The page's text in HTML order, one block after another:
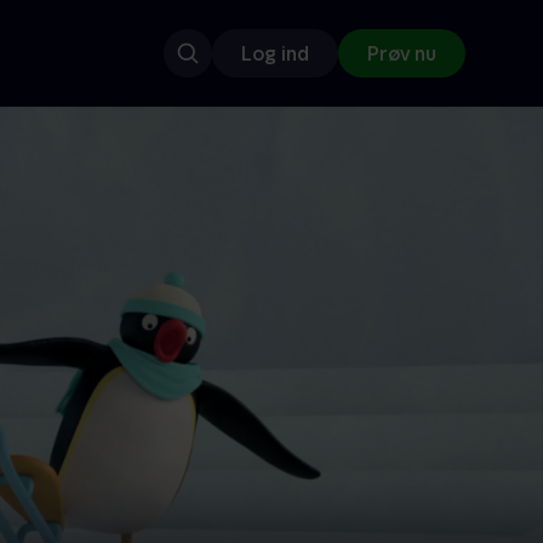
Log ind Prøv nu